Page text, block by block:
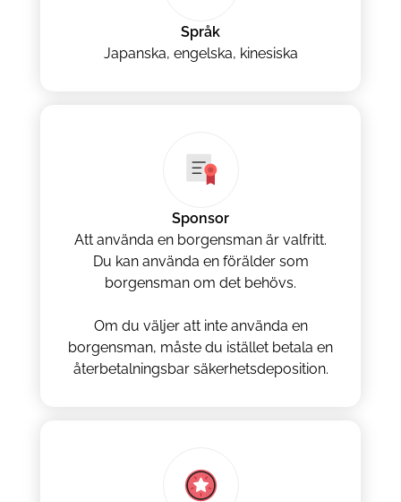
Språk
Japanska, engelska, kinesiska
Sponsor
Att använda en borgensman är valfritt.
Du kan använda en förälder som
borgensman om det behövs.
Om du väljer att inte använda en
borgensman, måste du istället betala en
återbetalningsbar säkerhetsdeposition.